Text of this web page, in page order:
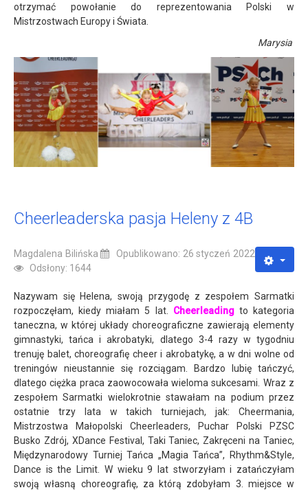
otrzymać powołanie do reprezentowania Polski w
Mistrzostwach Europy i Świata.
Marysia
Cheerleaderska pasja Heleny z 4B
Magdalena Bilińska
Opublikowano: 26 styczeń 2022
Odsłony: 1644
Nazywam się Helena, swoją przygodę z zespołem Sarmatki
rozpoczęłam, kiedy miałam 5 lat. Cheerleadingto kategoria
taneczna, w której układy choreograficzne zawierają elementy
gimnastyki, tańca i akrobatyki, dlatego 3-4 razy w tygodniu
trenuję balet, choreografię cheer i akrobatykę, a w dni wolne od
treningów nieustannie się rozciągam. Bardzo lubię tańczyć,
dlatego ciężka praca zaowocowała wieloma sukcesami. Wraz z
zespołem Sarmatki wielokrotnie stawałam na podium przez
ostatnie trzy lata w takich turniejach, jak: Cheermania,
Mistrzostwa Małopolski Cheerleaders, Puchar Polski PZSC
Busko Zdrój, XDance Festival, Taki Taniec, Zakręceni na Taniec,
Międzynarodowy Turniej Tańca „Magia Tańca”, Rhythm&Style,
Dance is the Limit. W wieku 9 lat stworzyłam i zatańczyłam
swoją własną choreografię, za którą zdobyłam 3. miejsce w